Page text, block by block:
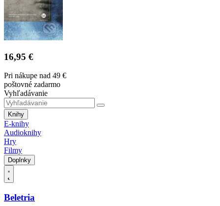
16,95 €
Pri nákupe nad 49 €
poštovné zadarmo
Vyhľadávanie
Knihy
E-knihy
Audioknihy
Hry
Filmy
Doplnky
Beletria